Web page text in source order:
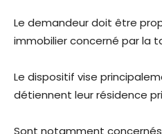
Le demandeur doit être
immobilier concerné par la
Le dispositif vise
détiennent leur résidence
Sont notamment concernés